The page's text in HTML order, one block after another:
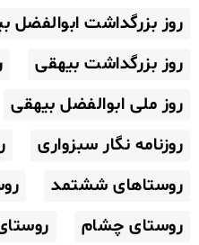
روز بزرگداشت ابوالفضل
روز بزرگداشت بیهقی
روز ملی ابوالفضل بیهقی
روزنامه نگار سبزواری
روستاهای ششتمد
روستای چشام